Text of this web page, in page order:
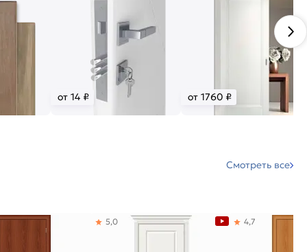
от 14 ₽ от 1760 ₽
Смотреть все
5,0 4,7